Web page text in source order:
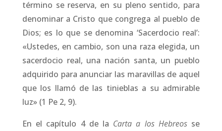
término se reserva, en su pleno sentido, para
denominar a Cristo que congrega al pueblo de
Dios; es lo que se denomina ‘Sacerdocio real’:
«Ustedes, en cambio, son una raza elegida, un
sacerdocio real, una nación santa, un pueblo
adquirido para anunciar las maravillas de aquel
que los llamó de las tinieblas a su admirable
luz» (1 Pe 2, 9).
En el capítulo 4 de la Carta a los Hebreosse